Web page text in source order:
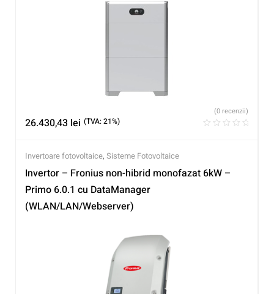
26.430,43 lei (TVA: 21%)
(0 recenzii)
Invertoare fotovoltaice, Sisteme Fotovoltaice
Invertor – Fronius non-hibrid monofazat 6kW –
Primo 6.0.1 cu DataManager
(WLAN/LAN/Webserver)